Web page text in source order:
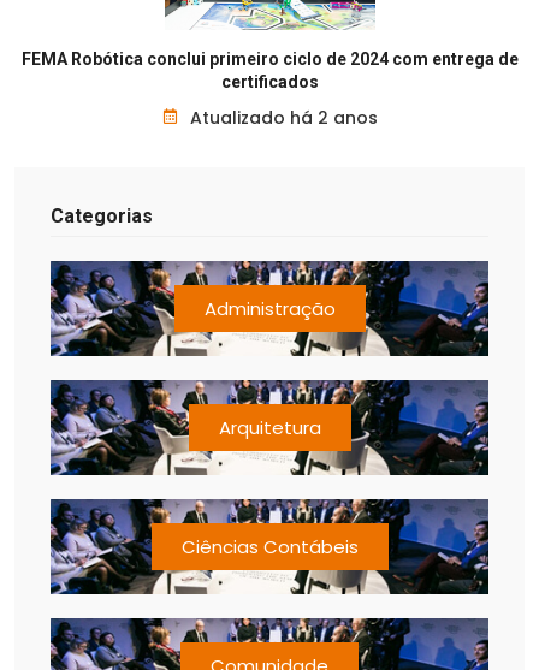
FEMA Robótica conclui primeiro ciclo de 2024 com entrega de
certificados
Atualizado há 2 anos
Categorias
Administração
Arquitetura
Ciências Contábeis